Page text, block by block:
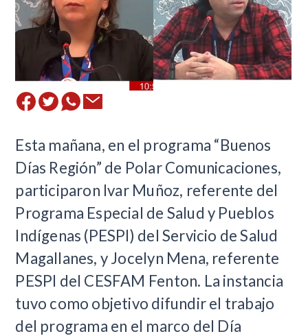
Esta mañana, en el programa “Buenos
Días Región” de Polar Comunicaciones,
participaron Ivar Muñoz, referente del
Programa Especial de Salud y Pueblos
Indígenas (PESPI) del Servicio de Salud
Magallanes, y Jocelyn Mena, referente
PESPI del CESFAM Fenton. La instancia
tuvo como objetivo difundir el trabajo
del programa en el marco del Día